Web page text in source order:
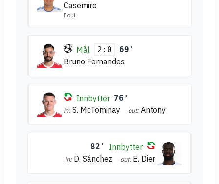
Casemiro
Foul
Mål 2:0 69'
Bruno Fernandes
Innbytter 76'
in: S. McTominay out: Antony
82' Innbytter
in: D. Sánchez out: E. Dier